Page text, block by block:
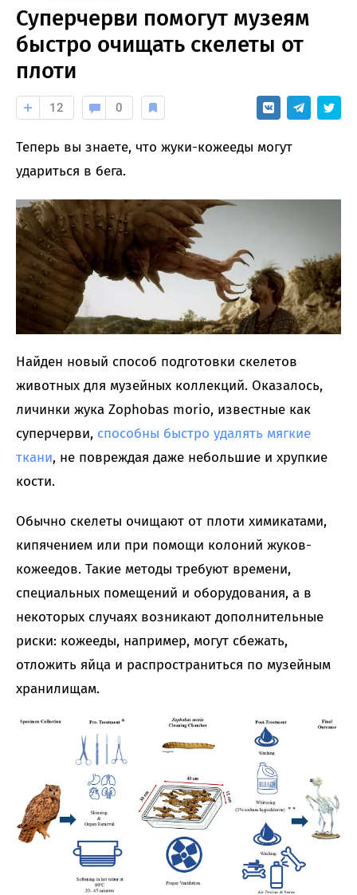
Суперчерви помогут музеям
быстро очищать скелеты от
плоти
12 0
Теперь вы знаете, что жуки-кожееды могут
удариться в бега.
Найден новый способ подготовки скелетов
животных для музейных коллекций. Оказалось,
личинки жука Zophobas morio, известные как
суперчерви, способны быстро удалять мягкие
ткани, не повреждая даже небольшие и хрупкие
кости.
Обычно скелеты очищают от плоти химикатами,
кипячением или при помощи колоний жуков-
кожеедов. Такие методы требуют времени,
специальных помещений и оборудования, а в
некоторых случаях возникают дополнительные
риски: кожееды, например, могут сбежать,
отложить яйца и распространиться по музейным
хранилищам.